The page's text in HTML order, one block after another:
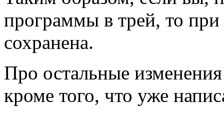
программы в трей, то при
сохранена.
Про остальные
кроме того, что уже